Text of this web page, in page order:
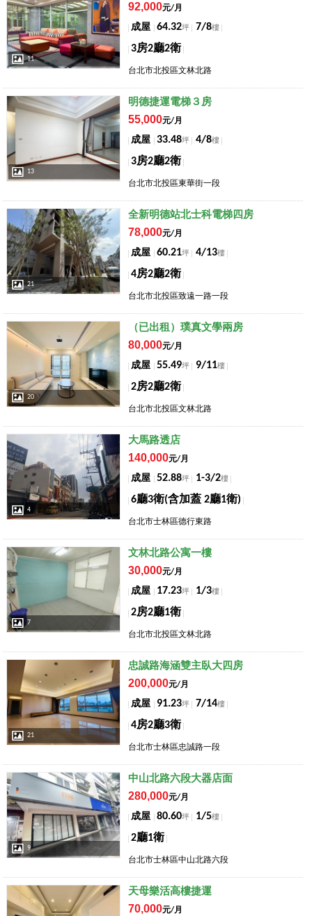
11
92,000元/月
成屋 64.32坪 7/8樓
3房2廳2衛
台北市北投區文林北路
店長推薦
13
明德捷運電梯３房
55,000元/月
成屋 33.48坪 4/8樓
3房2廳2衛
台北市北投區東華街一段
店長推薦
21
全新明德站北士科電梯四房
78,000元/月
成屋 60.21坪 4/13樓
4房2廳2衛
台北市北投區致遠一路一段
店長推薦
20
（已出租）璞真文學兩房
80,000元/月
成屋 55.49坪 9/11樓
2房2廳2衛
台北市北投區文林北路
店長推薦
4
大馬路透店
140,000元/月
成屋 52.88坪 1-3/2樓
6廳3衛(含加蓋 2廳1衛)
台北市士林區德行東路
店長推薦
7
文林北路公寓一樓
30,000元/月
成屋 17.23坪 1/3樓
2房2廳1衛
台北市北投區文林北路
店長推薦
21
忠誠路海涵雙主臥大四房
200,000元/月
成屋 91.23坪 7/14樓
4房2廳3衛
台北市士林區忠誠路一段
店長推薦
9
中山北路六段大器店面
280,000元/月
成屋 80.60坪 1/5樓
2廳1衛
台北市士林區中山北路六段
店長推薦 天母樂活高樓捷運
70,000元/月